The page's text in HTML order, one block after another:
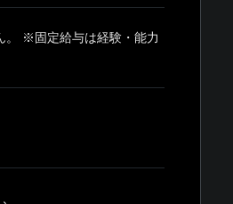
。 ※固定給与は経験・能力